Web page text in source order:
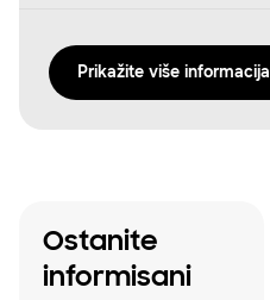
Prikažite više informacija
Ostanite
informisani